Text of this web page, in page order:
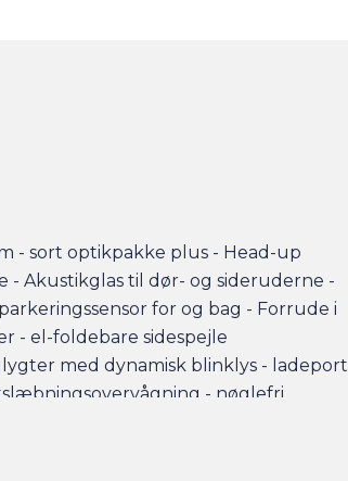
- sort optikpakke plus - Head-up
- Akustikglas til dør- og sideruderne -
for og bag - Forrude i
- el-foldebare sidespejle
med dynamisk blinklys - ladeport
- nøglefri